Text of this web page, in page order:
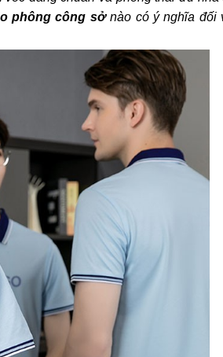
phông công sởnào có ý nghĩa đối